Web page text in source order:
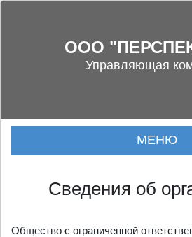
ООО
Управляющая
МЕНЮ
Сведения об
Общество с ограниченной